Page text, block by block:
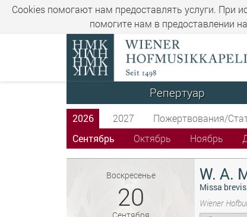
Cookies помогают нам предоставлять услуги. При
помогите нам в предоставлении
Репертуар
2026 2027 Пожертвования/
Сентябрь
Октябрь Ноябрь
Воскресенье
20
W. A.
Missa
Wiener